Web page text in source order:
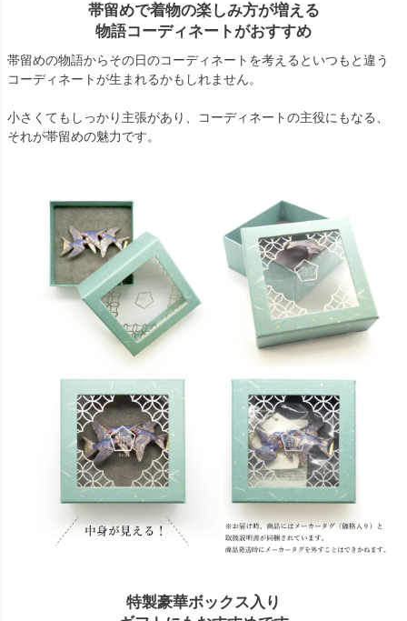
帯留めで着物の楽しみ方が増える
物語コーディネートがおすすめ
帯留めの物語からその日のコーディネートを考えるといつもと違う
コーディネートが生まれるかもしれません。
小さくてもしっかり主張があり、コーディネートの主役にもなる、
それが帯留めの魅力です。
特製豪華ボックス入り